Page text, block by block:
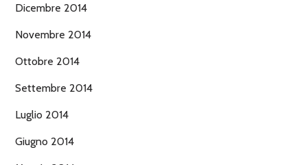
Dicembre 2014
Novembre 2014
Ottobre 2014
Settembre 2014
Luglio 2014
Giugno 2014